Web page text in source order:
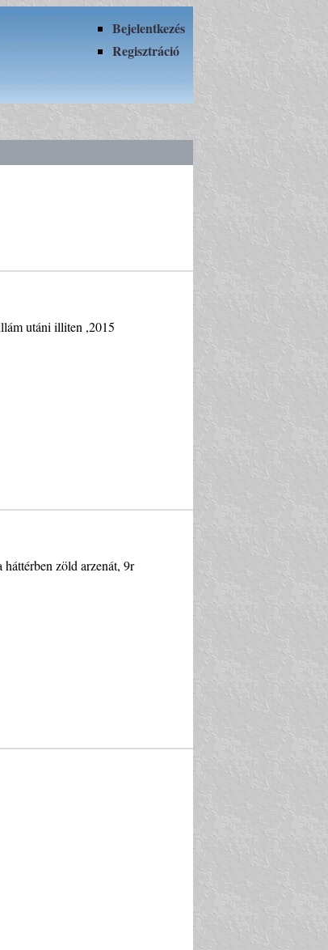
Bejelentkezés
Regisztráció
utáni illiten ,2015
zöld arzenát, 9r